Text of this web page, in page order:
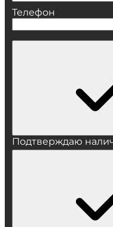
Телефон
Подтверждаю